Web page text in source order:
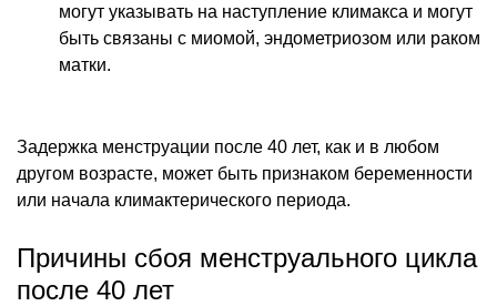
могут указывать на наступление климакса и могут
быть связаны с миомой, эндометриозом или раком
матки.
Задержка менструации после 40 лет, как и в любом
другом возрасте, может быть признаком беременности
или начала климактерического периода.
Причины сбоя менструального цикла
после 40 лет